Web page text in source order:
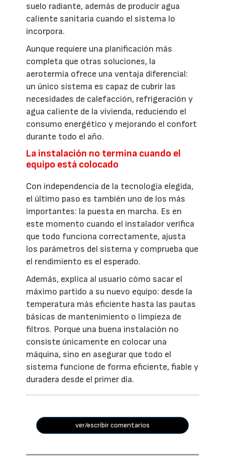
suelo radiante, además de producir agua
caliente sanitaria cuando el sistema lo
incorpora.
Aunque requiere una planificación más
completa que otras soluciones, la
aerotermia ofrece una ventaja diferencial:
un único sistema es capaz de cubrir las
necesidades de calefacción, refrigeración y
agua caliente de la vivienda, reduciendo el
consumo energético y mejorando el confort
durante todo el año.
La instalación no termina cuando el
equipo está colocado
Con independencia de la tecnología elegida,
el último paso es también uno de los más
importantes: la puesta en marcha. Es en
este momento cuando el instalador verifica
que todo funciona correctamente, ajusta
los parámetros del sistema y comprueba que
el rendimiento es el esperado.
Además, explica al usuario cómo sacar el
máximo partido a su nuevo equipo: desde la
temperatura más eficiente hasta las pautas
básicas de mantenimiento o limpieza de
filtros. Porque una buena instalación no
consiste únicamente en colocar una
máquina, sino en asegurar que todo el
sistema funcione de forma eficiente, fiable y
duradera desde el primer día.
ver/escribir comentarios